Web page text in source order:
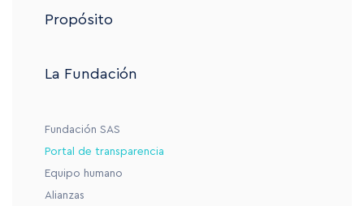
Propósito
La Fundación
Fundación SAS
Portal de transparencia
Equipo humano
Alianzas